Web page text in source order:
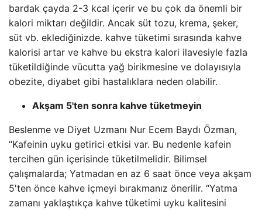
bardak çayda 2-3 kcal içerir ve bu çok da önemli bir
kalori miktarı değildir. Ancak süt tozu, krema, şeker,
süt vb. eklediğinizde. kahve tüketimi sırasında kahve
kalorisi artar ve kahve bu ekstra kalori ilavesiyle fazla
tüketildiğinde vücutta yağ birikmesine ve dolayısıyla
obezite, diyabet gibi hastalıklara neden olabilir.
Akşam 5'ten sonra kahve tüketmeyin
Beslenme ve Diyet Uzmanı Nur Ecem Baydı Özman,
“Kafeinin uyku getirici etkisi var. Bu nedenle kafein
tercihen gün içerisinde tüketilmelidir. Bilimsel
çalışmalarda; Yatmadan en az 6 saat önce veya akşam
5'ten önce kahve içmeyi bırakmanız önerilir. “Yatma
zamanı yaklaştıkça kahve tüketimi uyku kalitesini